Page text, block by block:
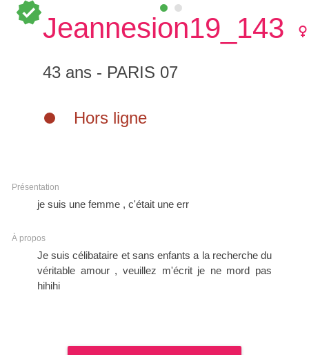
Jeannesion19_143
43 ans - PARIS 07
Hors ligne
verified
Présentation
je suis une femme , c'était une err
À propos
Je suis célibataire et sans enfants a la recherche du
véritable amour , veuillez m'écrit je ne mord pas
hihihi